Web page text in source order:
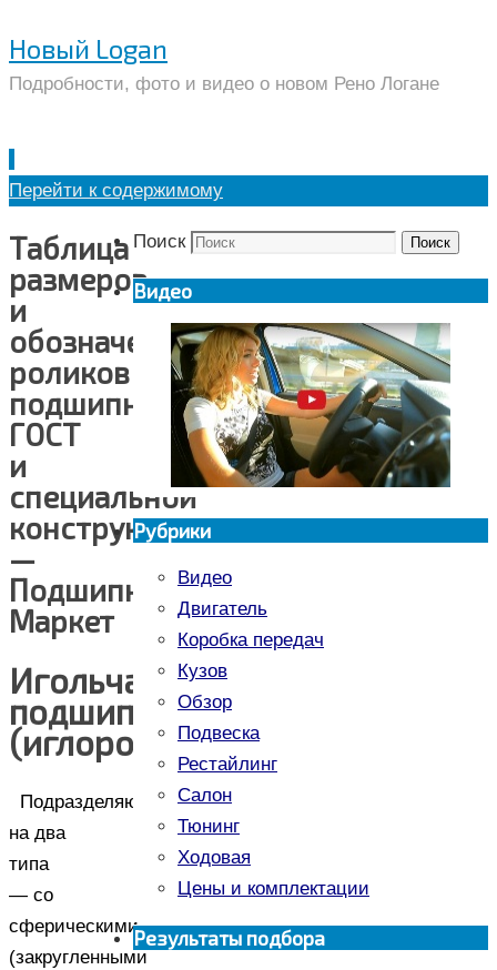
Новый Logan
Подробности, фото и видео о новом Рено Логане
Перейти к содержимому
Таблица
размеров
и
обозначений
роликов
подшипников
ГОСТ
и
специальной
конструкции
—
Подшипник-
Маркет
Игольчатые
подшипниковые ролики
(иглоролики)
Подразделяются
на два
типа
— со
сферическими
(закругленными
Поиск Поиск
Видео
Рубрики
Видео
Двигатель
Коробка передач
Кузов
Обзор
Подвеска
Рестайлинг
Салон
Тюнинг
Ходовая
Цены и комплектации
Результаты подбора